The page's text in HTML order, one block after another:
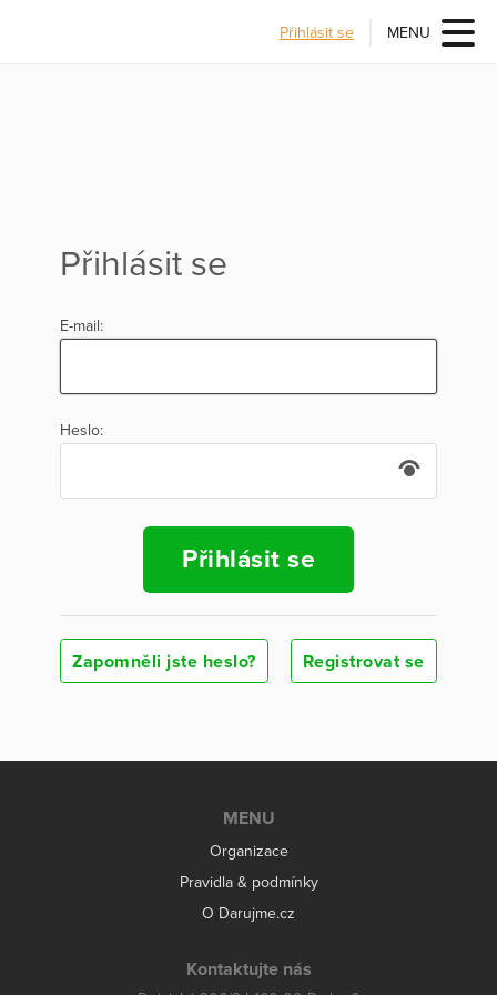
Přihlásit se MENU
Přihlásit se
E-mail:
Heslo:
Přihlásit se
Zapomněli jste heslo? Registrovat se
MENU
Organizace
Pravidla & podmínky
O Darujme.cz
Kontaktujte nás